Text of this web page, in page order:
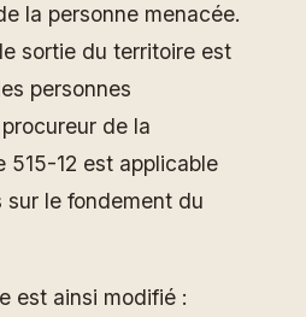
la personne menacée.
sortie du territoire est
personnes
de la
515-12 est applicable
sur le fondement du
est ainsi modifié :